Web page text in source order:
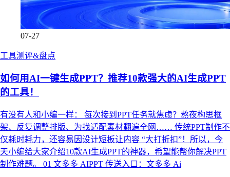
07-27
工具测评&盘点
如何用AI一键生成PPT？推荐10款强大的AI生成PPT
的工具！
有没有人和小编一样： 每次接到PPT任务就焦虑？熬夜构思框
架、反复调整排版、为找适配素材翻遍全网…… 传统PPT制作不
仅耗时耗力，还容易因设计短板让内容 “大打折扣”！所以，今
天小编给大家介绍10款AI生成PPT的神器，希望能帮你解决PPT
制作难题。 01 文多多 AIPPT 传送入口：文多多 Ai